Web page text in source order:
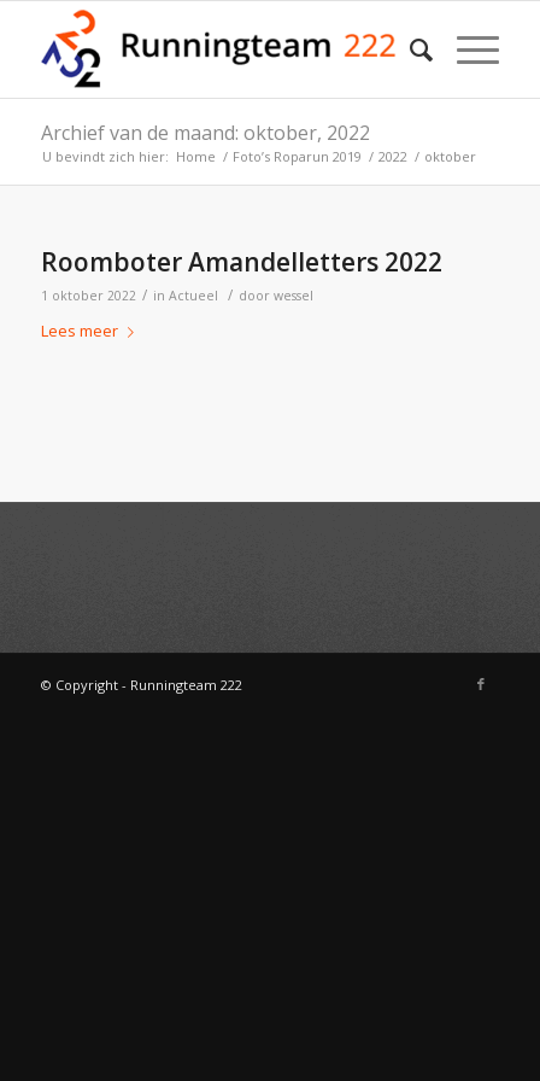
Archief van de maand: oktober, 2022
U bevindt zich hier: Home / Foto’s Roparun 2019 / 2022 / oktober
Roomboter Amandelletters 2022
1 oktober 2022 / in Actueel / door wessel
Lees meer
© Copyright - Runningteam 222